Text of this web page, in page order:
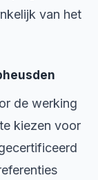
van het
de werking
kiezen voor